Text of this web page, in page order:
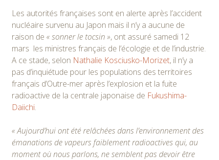
Les autorités françaises sont en alerte après l’accident
nucléaire survenu au Japon mais il n’y a aucune de
raison de « sonner le tocsin », ont assuré samedi 12
mars les ministres français de l’écologie et de l’industrie.
A ce stade, selon Nathalie Kosciusko-Morizet, il n’y a
pas d’inquiétude pour les populations des territoires
français d’Outre-mer après l’explosion et la fuite
radioactive de la centrale japonaise de Fukushima-
Daiichi.
« Aujourd’hui ont été relâchées dans l’environnement des
émanations de vapeurs faiblement radioactives qui, au
moment où nous parlons, ne semblent pas devoir être